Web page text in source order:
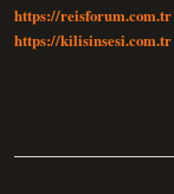
https://reisforum.com.tr
https://kilisinsesi.com.tr